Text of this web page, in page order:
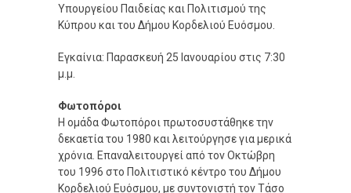
Υπουργείου Παιδείας και Πολιτισμού της
Κύπρου και του Δήμου Κορδελιού Ευόσμου.
Εγκαίνια: Παρασκευή 25 Ιανουαρίου στις 7:30
μ.μ.
Φωτοπόροι
Η ομάδα Φωτοπόροι πρωτοσυστάθηκε την
δεκαετία του 1980 και λειτούργησε για μερικά
χρόνια. Επαναλειτουργεί από τον Οκτώβρη
του 1996 στο Πολιτιστικό κέντρο του Δήμου
Κορδελιού Ευόσμου, με συντονιστή τον Τάσο